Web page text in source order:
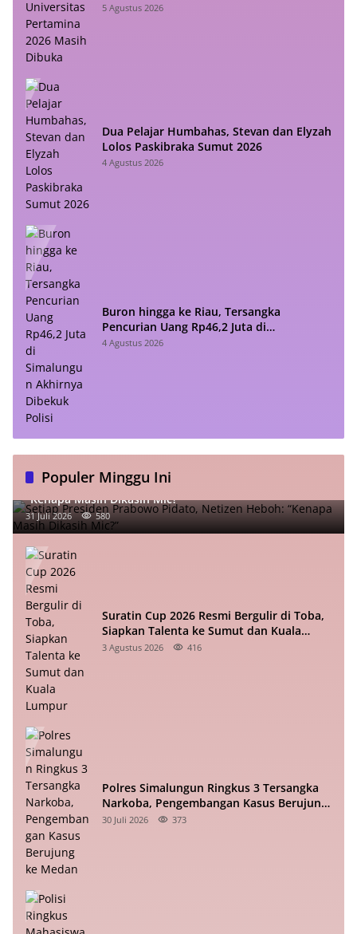
5 Agustus 2026
Dua Pelajar Humbahas, Stevan dan Elyzah
Lolos Paskibraka Sumut 2026
4 Agustus 2026
Buron hingga ke Riau, Tersangka
Pencurian Uang Rp46,2 Juta di
Simalungun Akhirnya Dibekuk Polisi
4 Agustus 2026
Populer Minggu Ini
Setiap Presiden Prabowo Pidato, Netizen Heboh:
“Kenapa Masih Dikasih Mic?”
31 Juli 2026 580
Suratin Cup 2026 Resmi Bergulir di Toba,
Siapkan Talenta ke Sumut dan Kuala
Lumpur
3 Agustus 2026 416
Polres Simalungun Ringkus 3 Tersangka
Narkoba, Pengembangan Kasus Berujung
ke Medan
30 Juli 2026 373